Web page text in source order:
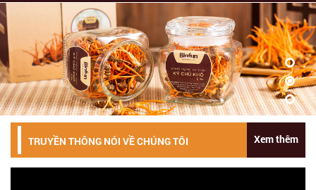
TRUYỀN THÔNG NÓI VỀ CHÚNG TÔI Xem thêm